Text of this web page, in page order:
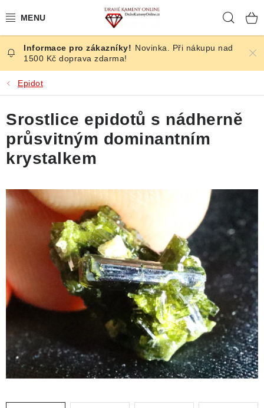
na
ČESKÉ KAMENY
ŠPERKY
KAMENY ZE SVĚTA
BROUŠENÉ
ÚČINKY
KRYSTALY
NALEZIŠTĚ
VIDEOGALERIE
Novinka. Při nákupu nad
1500 Kč doprava zdarma!
Epidot
Srostlice epidotů s nádherně
průsvitným dominantním
krystalkem